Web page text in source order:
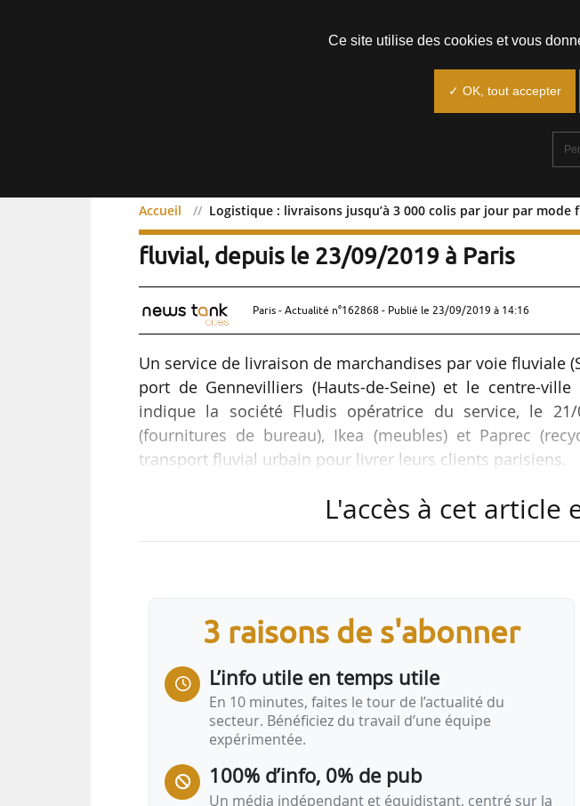
Accueil Logistique : livraisons jusqu’à 3 000 colis par jour par mode
Logistique : livraisons jusqu’à 3 000 colis
fluvial, depuis le 23/09/2019 à Paris
Paris - Actualité n°162868 - Publié le 23/09/2019 à 14:16
Un service de livraison de marchandises par voie fluviale
port de Gennevilliers (Hauts-de-Seine) et le centre-
indique la société Fludis opératrice du service, le 21/
(fournitures de bureau), Ikea (meubles) et Paprec
transport fluvial urbain pour livrer leurs clients parisiens.
Un « bateau entrepôt » à motorisation hybride
dernier kilomètre et livrer jusqu’à 3 000 colis par
L'accès à cet article
3 raisons de s'abonner
L’info utile en temps utile
En 10 minutes, faites le tour de l’actualité du
secteur. Bénéficiez du travail d’une équipe
expérimentée.
100% d’info, 0% de pub
Un média indépendant et équidistant, centré sur la
Ce site utilise des cookies et vous
✓ OK, tout accepter